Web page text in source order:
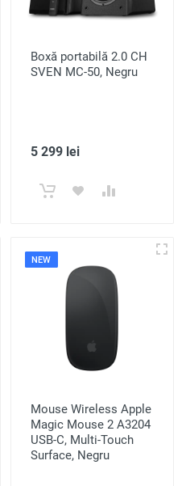
Boxă portabilă 2.0 CH
SVEN MC-50, Negru
5 299 lei
NEW
Mouse Wireless Apple
Magic Mouse 2 A3204
USB-C, Multi-Touch
Surface, Negru